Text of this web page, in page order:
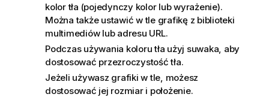
kolor tła (pojedynczy kolor lub wyrażenie).
Można także ustawić w tle grafikę z biblioteki
multimediów lub adresu URL.
Podczas używania koloru tła użyj suwaka, aby
dostosować przezroczystość tła.
Jeżeli używasz grafiki w tle, możesz
dostosować jej rozmiar i położenie.